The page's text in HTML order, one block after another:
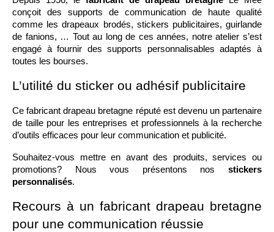
conçoit des supports de communication de haute qualité
comme les drapeaux brodés, stickers publicitaires, guirlande
de fanions, … Tout au long de ces années, notre atelier s’est
engagé à fournir des supports personnalisables adaptés à
toutes les bourses.
L’utilité du sticker ou adhésif publicitaire
Ce fabricant drapeau bretagne réputé est devenu un partenaire
de taille pour les entreprises et professionnels à la recherche
d’outils efficaces pour leur communication et publicité.
Souhaitez-vous mettre en avant des produits, services ou
promotions? Nous vous présentons nos stickers
personnalisés.
Recours à un fabricant drapeau bretagne
pour une communication réussie